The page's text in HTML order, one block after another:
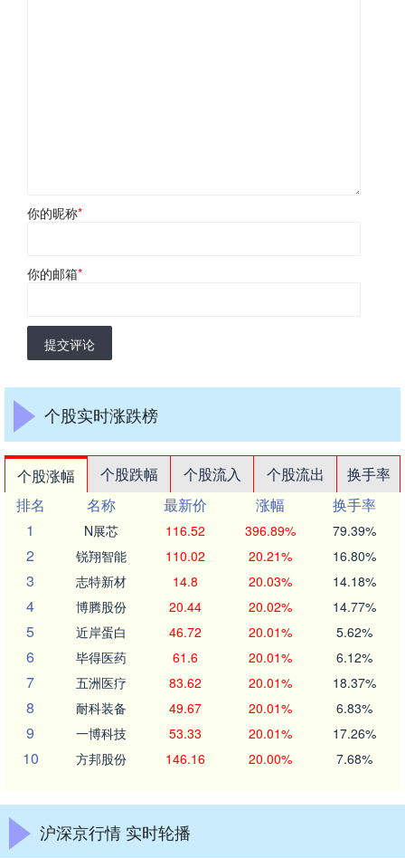
你的昵称*
你的邮箱*
提交评论
个股实时涨跌榜
个股涨幅 个股跌幅 个股流入 个股流出
换手率
排名
名称 最新价 涨幅
换手率
1
N展芯 116.52 396.89% 79.39%
2 锐翔智能 110.02 20.21% 16.80%
3 志特新材 14.8 20.03% 14.18%
4 博腾股份 20.44 20.02% 14.77%
5 近岸蛋白 46.72 20.01% 5.62%
6 毕得医药 61.6 20.01% 6.12%
7 五洲医疗 83.62 20.01% 18.37%
8 耐科装备 49.67 20.01% 6.83%
9 一博科技 53.33 20.01% 17.26%
10 方邦股份 146.16 20.00% 7.68%
沪深京行情 实时轮播